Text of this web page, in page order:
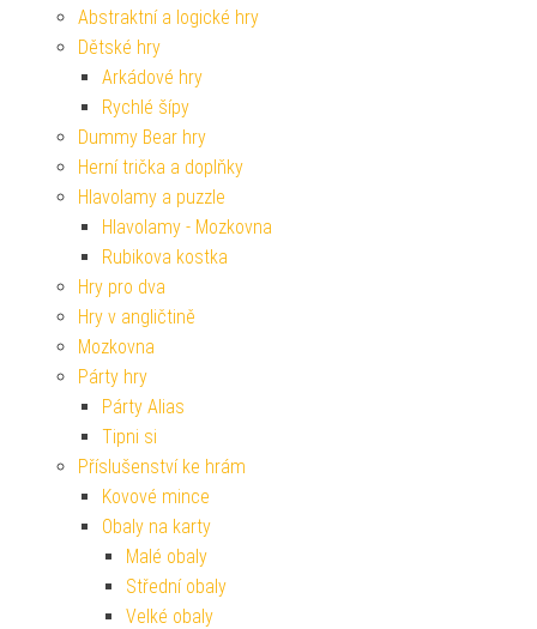
Abstraktní a logické hry
Dětské hry
Arkádové hry
Rychlé šípy
Dummy Bear hry
Herní trička a doplňky
Hlavolamy a puzzle
Hlavolamy - Mozkovna
Rubikova kostka
Hry pro dva
Hry v angličtině
Mozkovna
Párty hry
Párty Alias
Tipni si
Příslušenství ke hrám
Kovové mince
Obaly na karty
Malé obaly
Střední obaly
Velké obaly